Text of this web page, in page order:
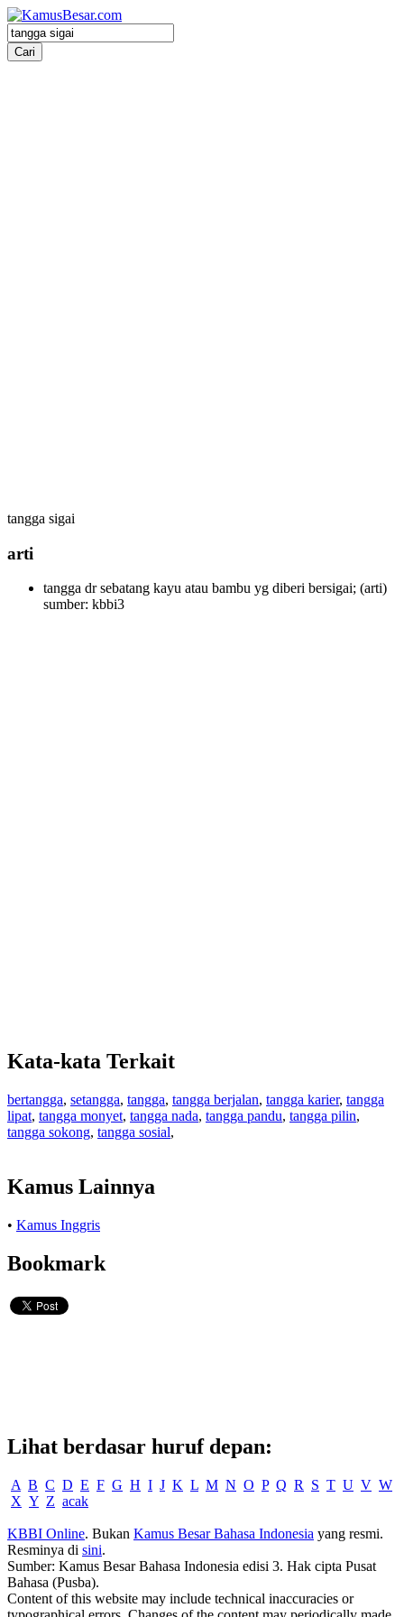
tangga sigai
arti
tangga dr sebatang kayu atau bambu yg diberi bersigai; (arti)
sumber: kbbi3
Kata-kata Terkait
bertangga, setangga, tangga, tangga berjalan, tangga karier, tangga
lipat, tangga monyet, tangga nada, tangga pandu, tangga pilin,
tangga sokong, tangga sosial,
Kamus Lainnya
• Kamus Inggris
Bookmark
Lihat berdasar huruf depan:
A B C D E F G H I J K L M N O P Q R S T U V W
X Y Z acak
KBBI Online. Bukan Kamus Besar Bahasa Indonesia yang resmi.
Resminya di sini.
Sumber: Kamus Besar Bahasa Indonesia edisi 3. Hak cipta Pusat
Bahasa (Pusba).
Content of this website may include technical inaccuracies or